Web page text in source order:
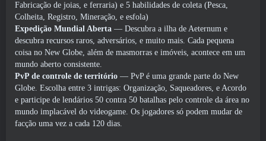
Fabricação de joias, e ferraria) e 5 habilidades de coleta (Pesca,
Colheita, Registro, Mineração, e esfola)
Expedição Mundial Aberta — Descubra a ilha de Aeternum e
descubra recursos raros, adversários, e muito mais. Cada pequena
coisa no New Globe, além de masmorras e imóveis, acontece em um
mundo aberto consistente.
PvP de controle de território — PvP é uma grande parte do New
Globe. Escolha entre 3 intrigas: Organização, Saqueadores, e Acordo
e participe de lendários 50 contra 50 batalhas pelo controle da área no
mundo implacável do videogame. Os jogadores só podem mudar de
facção uma vez a cada 120 dias.